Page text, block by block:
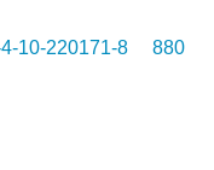
10-220171-8 880